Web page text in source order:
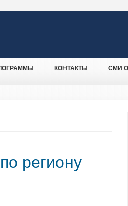
КОНТАКТЫ СМИ
региону